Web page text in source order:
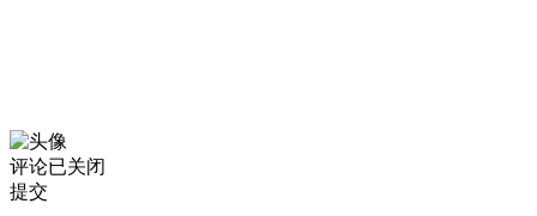
评论已关闭
提交